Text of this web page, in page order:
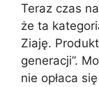
Teraz czas
że ta
Ziaję.
generacji”.
nie opłaca